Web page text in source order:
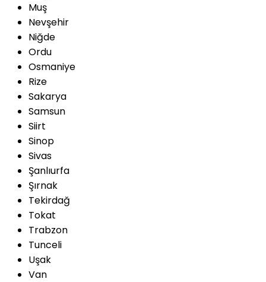
Muş
Nevşehir
Niğde
Ordu
Osmaniye
Rize
Sakarya
Samsun
Siirt
Sinop
Sivas
Şanlıurfa
Şırnak
Tekirdağ
Tokat
Trabzon
Tunceli
Uşak
Van